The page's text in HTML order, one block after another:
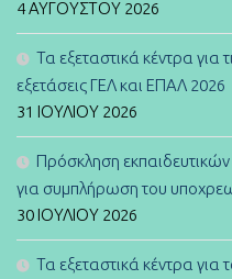
4 ΑΥΓΟΎΣΤΟΥ 2026
Τα εξεταστικά κέντρα για
εξετάσεις ΓΕΛ και ΕΠΑΛ 2026
31 ΙΟΥΛΊΟΥ 2026
Πρόσκληση
για συμπλήρωση του
30 ΙΟΥΛΊΟΥ 2026
Τα εξεταστικά κέντρα για